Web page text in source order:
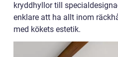
kryddhyllor till
enklare att ha allt inom
med kökets estetik.